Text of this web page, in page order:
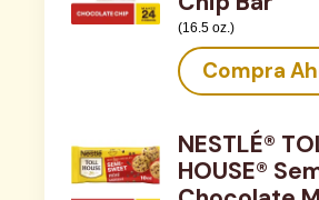
(16.5 oz.)
Compra
NESTLÉ®
HOUSE®